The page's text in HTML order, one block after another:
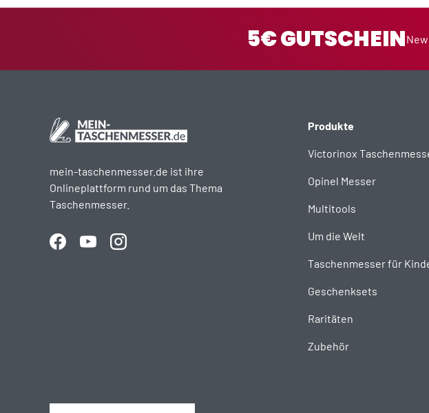
5€ GUTSCHEIN
mein-taschenmesser.de ist ihre
Onlineplattform rund um das Thema
Taschenmesser.
FacebookYouTubeInstagram
Produkte
Victorinox
Opinel Messer
Multitools
Um die Welt
Taschenmesser für
Geschenksets
Raritäten
Zubehör